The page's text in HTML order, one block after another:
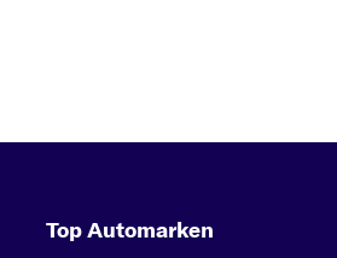
Top Automarken